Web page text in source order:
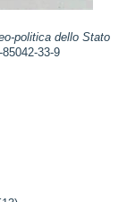
politica dello Stato
33-9